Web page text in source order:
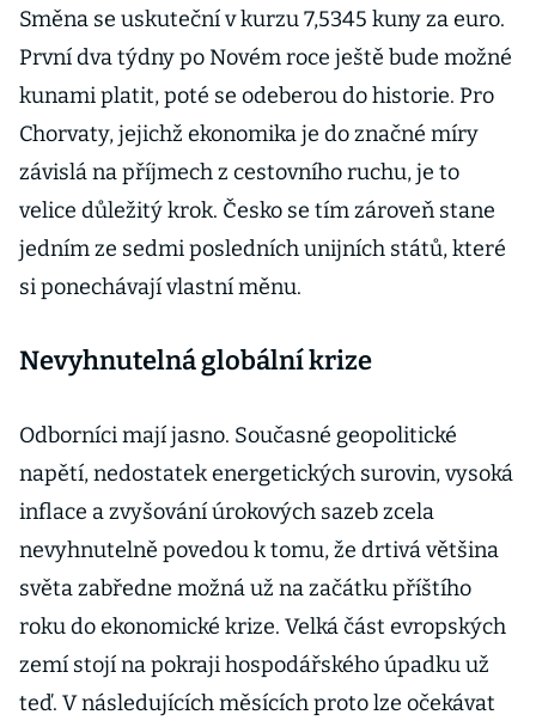
Směna se uskuteční v kurzu 7,5345 kuny za euro.
První dva týdny po Novém roce ještě bude možné
kunami platit, poté se odeberou do historie. Pro
Chorvaty, jejichž ekonomika je do značné míry
závislá na příjmech z cestovního ruchu, je to
velice důležitý krok. Česko se tím zároveň stane
jedním ze sedmi posledních unijních států, které
si ponechávají vlastní měnu.
Nevyhnutelná globální krize
Odborníci mají jasno. Současné geopolitické
napětí, nedostatek energetických surovin, vysoká
inflace a zvyšování úrokových sazeb zcela
nevyhnutelně povedou k tomu, že drtivá většina
světa zabředne možná už na začátku příštího
roku do ekonomické krize. Velká část evropských
zemí stojí na pokraji hospodářského úpadku už
teď. V následujících měsících proto lze očekávat